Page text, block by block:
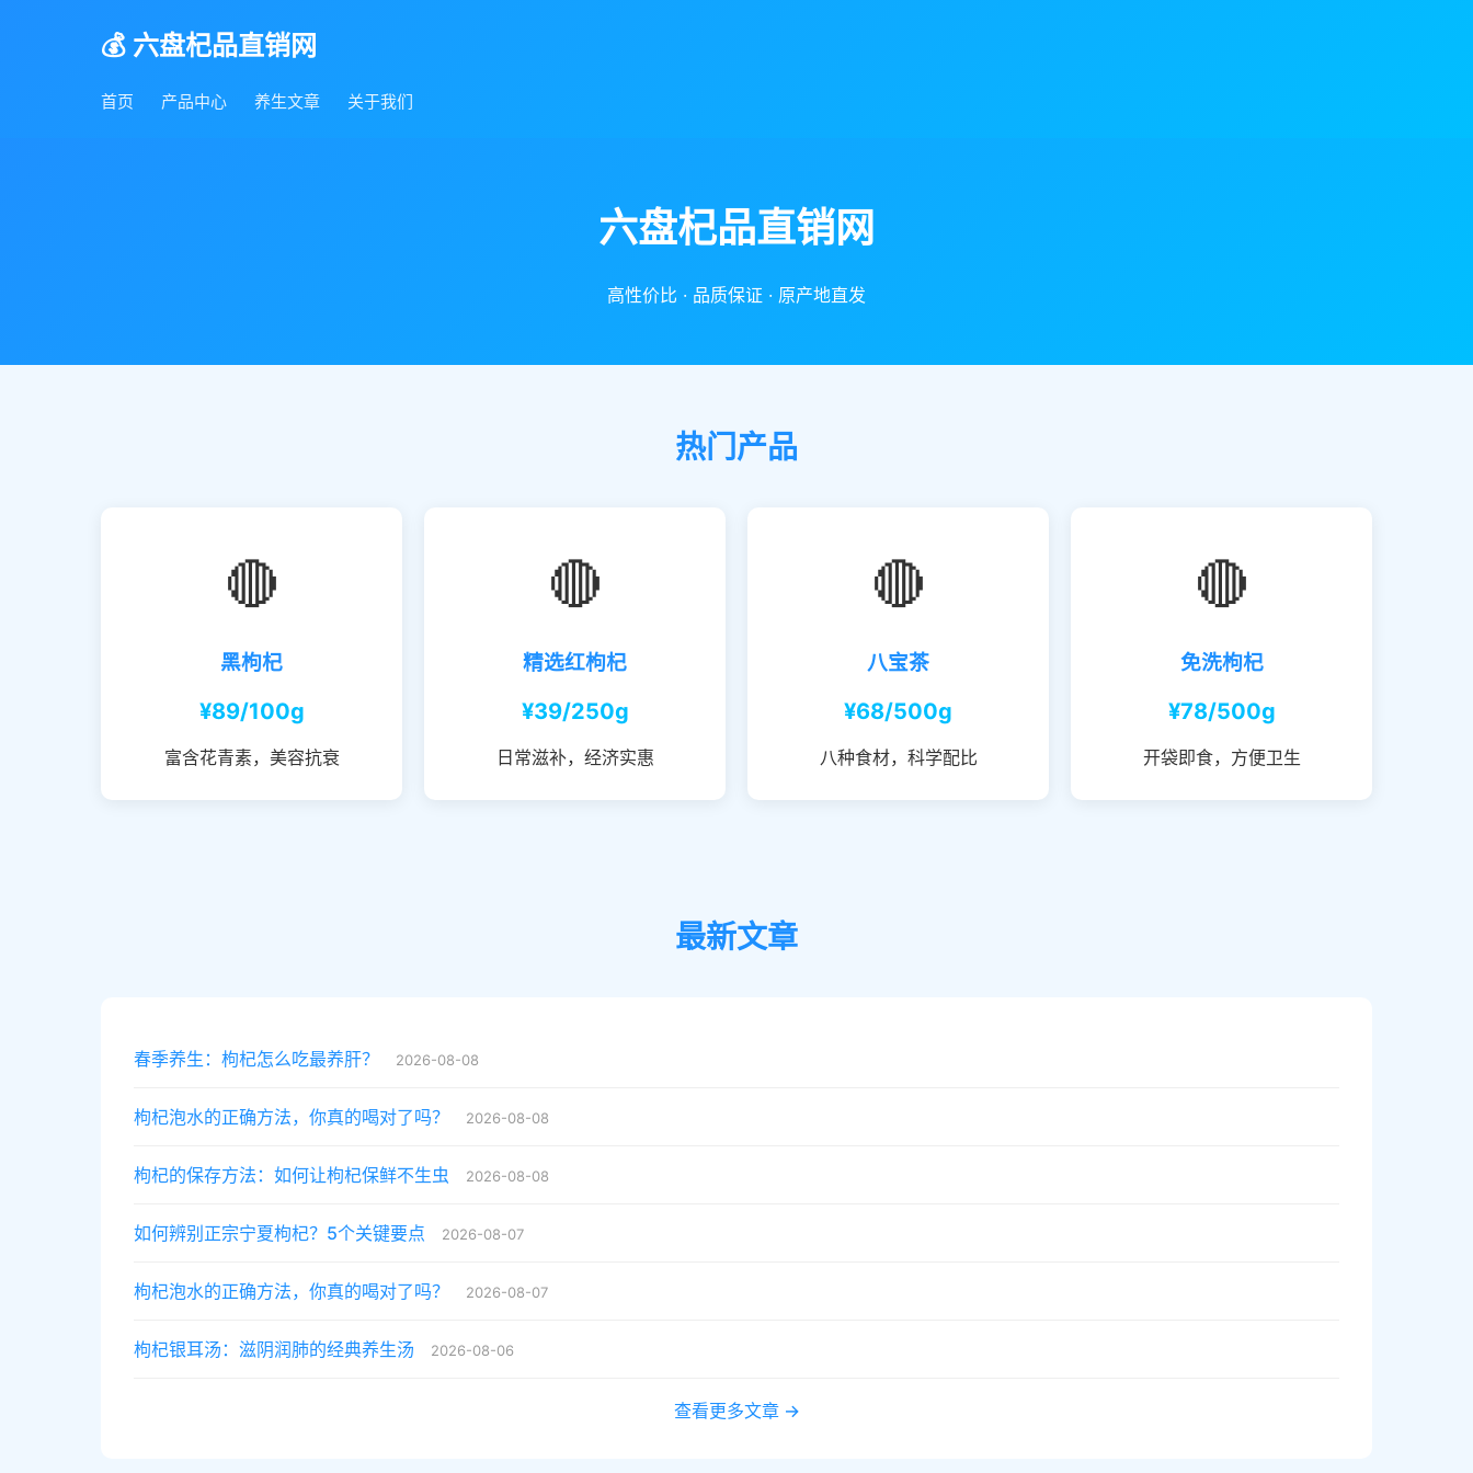
💰 六盘杞品直销网
首页 产品中心 养生文章 关于我们
六盘杞品直销网
高性价比 · 品质保证 · 原产地直发
热门产品
🔴
黑枸杞
¥89/100g
富含花青素，美容抗衰
🔴
精选红枸杞
¥39/250g
日常滋补，经济实惠
🔴
八宝茶
¥68/500g
八种食材，科学配比
🔴
免洗枸杞
¥78/500g
开袋即食，方便卫生
最新文章
春季养生：枸杞怎么吃最养肝？ 2026-08-08
枸杞泡水的正确方法，你真的喝对了吗？ 2026-08-08
枸杞的保存方法：如何让枸杞保鲜不生虫 2026-08-08
如何辨别正宗宁夏枸杞？5个关键要点 2026-08-07
枸杞泡水的正确方法，你真的喝对了吗？ 2026-08-07
枸杞银耳汤：滋阴润肺的经典养生汤 2026-08-06
查看更多文章 →